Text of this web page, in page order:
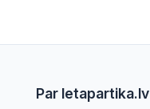
Par letapartika.lv